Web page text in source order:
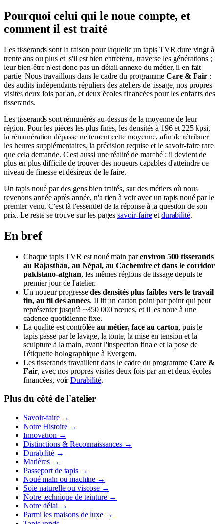
Pourquoi celui qui le noue compte, et
comment il est traité
Les tisserands sont la raison pour laquelle un tapis TVR dure vingt à
trente ans ou plus et, s'il est bien entretenu, traverse les générations ;
leur bien-être n'est donc pas un détail annexe du métier, il en fait
partie. Nous travaillons dans le cadre du programme Care & Fair :
des audits indépendants réguliers des ateliers de tissage, nos propres
visites deux fois par an, et deux écoles financées pour les enfants des
tisserands.
Les tisserands sont rémunérés au-dessus de la moyenne de leur
région. Pour les pièces les plus fines, les densités à 196 et 225 kpsi,
la rémunération dépasse nettement cette moyenne, afin de rétribuer
les heures supplémentaires, la précision requise et le savoir-faire rare
que cela demande. C'est aussi une réalité de marché : il devient de
plus en plus difficile de trouver des noueurs capables d'atteindre ce
niveau de finesse et désireux de le faire.
Un tapis noué par des gens bien traités, sur des métiers où nous
revenons année après année, n'a rien à voir avec un tapis noué par le
premier venu. C'est là l'essentiel de la réponse à la question de son
prix. Le reste se trouve sur les pages savoir-faire et durabilité.
En bref
Chaque tapis TVR est noué main parenviron 500 tisserands
au Rajasthan, au Népal, au Cachemire et dans le corridor
pakistano-afghan, les mêmes régions de tissage depuis le
premier jour de l'atelier.
Un noueur progresse des densités plus faibles vers le travail
fin, au fil des années. Il lit un carton point par point qui peut
représenter jusqu'à ~850 000 nœuds, et il les noue à une
cadence quotidienne fixe.
La qualité est contrôlée au métier, face au carton, puis le
tapis passe par le lavage, la tonte, la mise en tension et la
sculpture à la main, avant l'inspection finale et la pose de
l'étiquette holographique à Evergem.
Les tisserands travaillent dans le cadre du programme Care &
Fair, avec nos propres visites deux fois par an et deux écoles
financées, voirDurabilité.
Plus du côté de l'atelier
Savoir-faire →
Notre Histoire →
Innovation →
Distinctions & Reconnaissances →
Durabilité →
Matières →
Passeport de tapis →
Noué main ou machine →
Soie naturelle ou viscose →
Notre technique de teinture →
Notre délai →
Parmi les maisons de luxe →